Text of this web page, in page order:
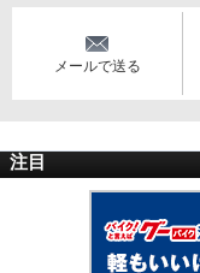
メールで送る
注目